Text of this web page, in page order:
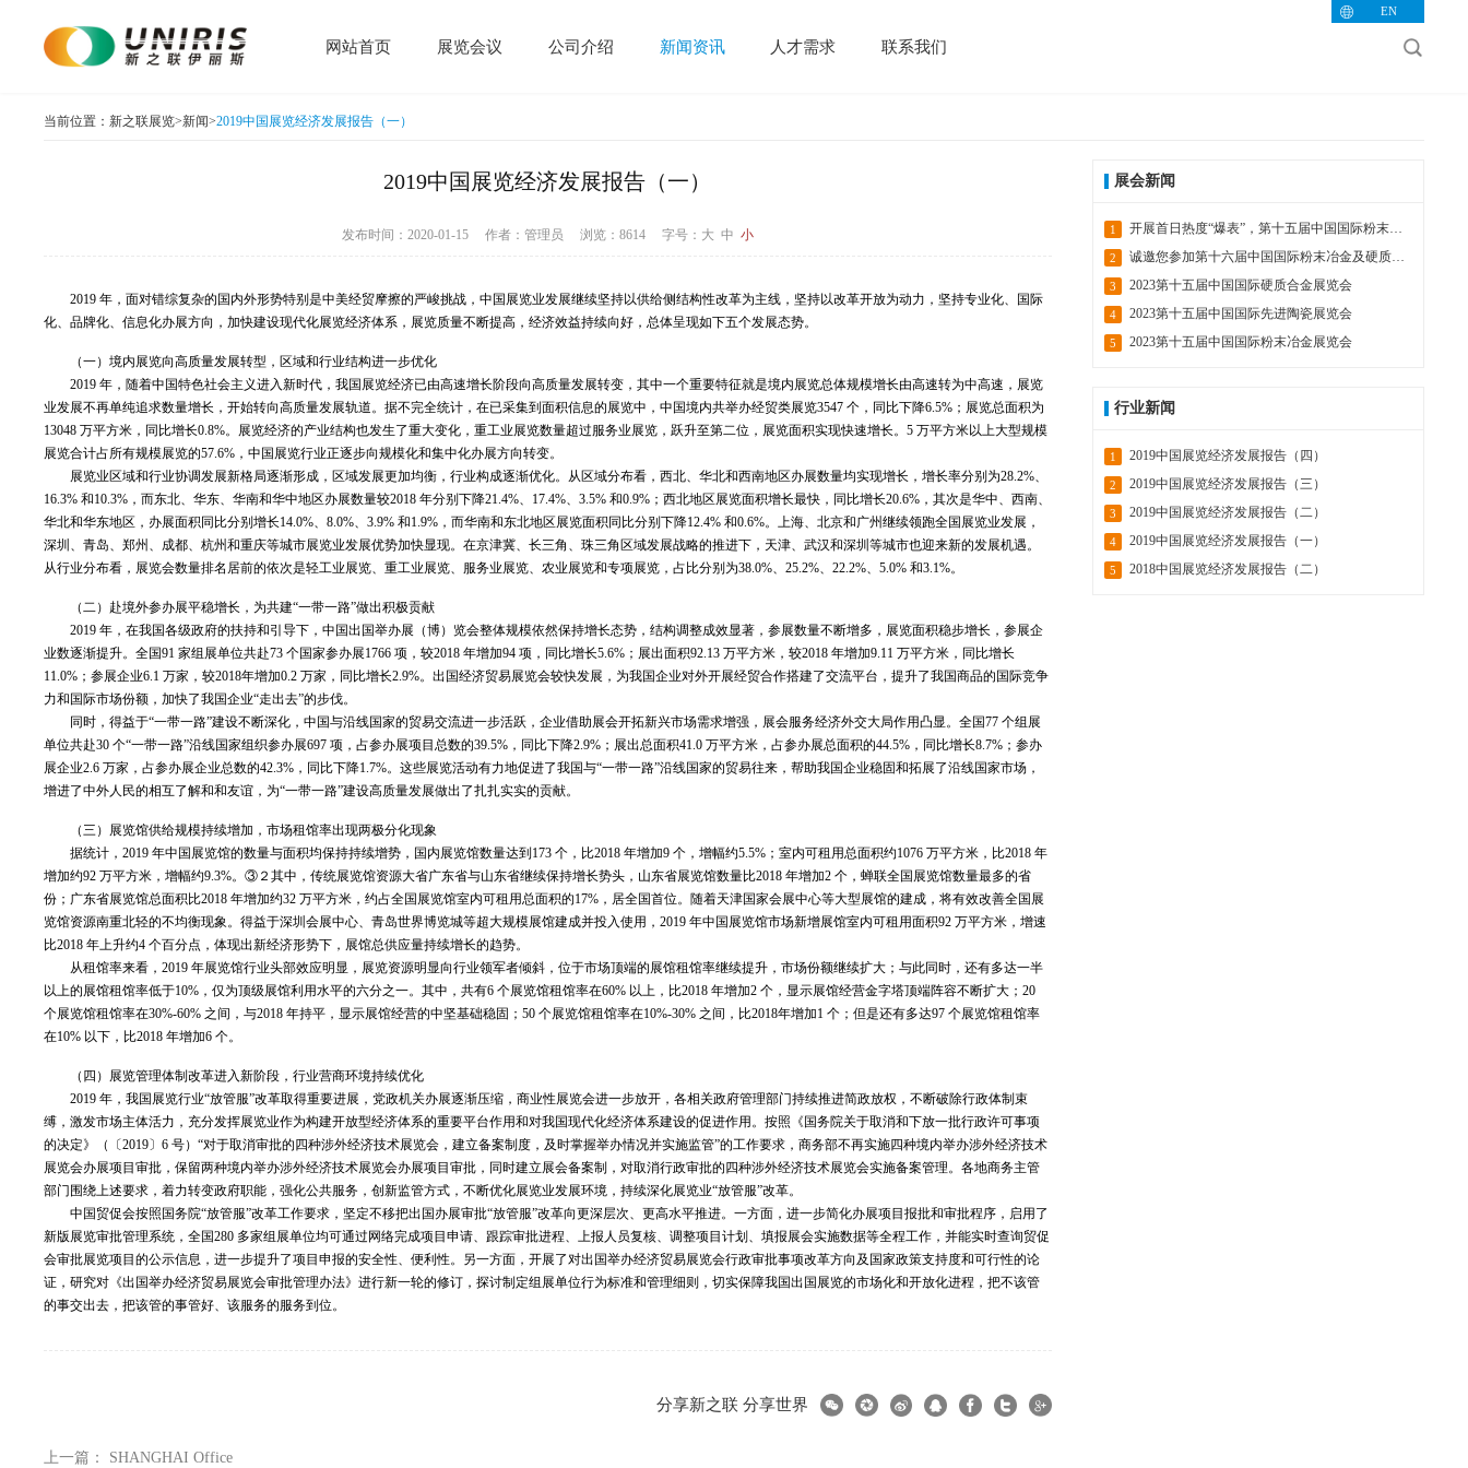
网站首页 展览会议 公司介绍 新闻资讯 人才需求 联系我们
EN
当前位置：新之联展览>新闻>2019中国展览经济发展报告（一）
2019中国展览经济发展报告（一）
发布时间：2020-01-15 作者：管理员 浏览：8614 字号： 大 中 小
2019 年，面对错综复杂的国内外形势特别是中美经贸摩擦的严峻挑战，中国展览业发展继续坚持以供给侧结构性改革为主线，坚持以改革开放为动力，坚持专业化、国际
化、品牌化、信息化办展方向，加快建设现代化展览经济体系，展览质量不断提高，经济效益持续向好，总体呈现如下五个发展态势。
（一）境内展览向高质量发展转型，区域和行业结构进一步优化
2019 年，随着中国特色社会主义进入新时代，我国展览经济已由高速增长阶段向高质量发展转变，其中一个重要特征就是境内展览总体规模增长由高速转为中高速，展览
业发展不再单纯追求数量增长，开始转向高质量发展轨道。据不完全统计，在已采集到面积信息的展览中，中国境内共举办经贸类展览3547 个，同比下降6.5%；展览总面积为
13048 万平方米，同比增长0.8%。展览经济的产业结构也发生了重大变化，重工业展览数量超过服务业展览，跃升至第二位，展览面积实现快速增长。5 万平方米以上大型规模
展览合计占所有规模展览的57.6%，中国展览行业正逐步向规模化和集中化办展方向转变。
展览业区域和行业协调发展新格局逐渐形成，区域发展更加均衡，行业构成逐渐优化。从区域分布看，西北、华北和西南地区办展数量均实现增长，增长率分别为28.2%、
16.3% 和10.3%，而东北、华东、华南和华中地区办展数量较2018 年分别下降21.4%、17.4%、3.5% 和0.9%；西北地区展览面积增长最快，同比增长20.6%，其次是华中、西南、
华北和华东地区，办展面积同比分别增长14.0%、8.0%、3.9% 和1.9%，而华南和东北地区展览面积同比分别下降12.4% 和0.6%。上海、北京和广州继续领跑全国展览业发展，
深圳、青岛、郑州、成都、杭州和重庆等城市展览业发展优势加快显现。在京津冀、长三角、珠三角区域发展战略的推进下，天津、武汉和深圳等城市也迎来新的发展机遇。
从行业分布看，展览会数量排名居前的依次是轻工业展览、重工业展览、服务业展览、农业展览和专项展览，占比分别为38.0%、25.2%、22.2%、5.0% 和3.1%。
（二）赴境外参办展平稳增长，为共建“一带一路”做出积极贡献
2019 年，在我国各级政府的扶持和引导下，中国出国举办展（博）览会整体规模依然保持增长态势，结构调整成效显著，参展数量不断增多，展览面积稳步增长，参展企
业数逐渐提升。全国91 家组展单位共赴73 个国家参办展1766 项，较2018 年增加94 项，同比增长5.6%；展出面积92.13 万平方米，较2018 年增加9.11 万平方米，同比增长
11.0%；参展企业6.1 万家，较2018年增加0.2 万家，同比增长2.9%。出国经济贸易展览会较快发展，为我国企业对外开展经贸合作搭建了交流平台，提升了我国商品的国际竞争
力和国际市场份额，加快了我国企业“走出去”的步伐。
同时，得益于“一带一路”建设不断深化，中国与沿线国家的贸易交流进一步活跃，企业借助展会开拓新兴市场需求增强，展会服务经济外交大局作用凸显。全国77 个组展
单位共赴30 个“一带一路”沿线国家组织参办展697 项，占参办展项目总数的39.5%，同比下降2.9%；展出总面积41.0 万平方米，占参办展总面积的44.5%，同比增长8.7%；参办
展企业2.6 万家，占参办展企业总数的42.3%，同比下降1.7%。这些展览活动有力地促进了我国与“一带一路”沿线国家的贸易往来，帮助我国企业稳固和拓展了沿线国家市场，
增进了中外人民的相互了解和和友谊，为“一带一路”建设高质量发展做出了扎扎实实的贡献。
（三）展览馆供给规模持续增加，市场租馆率出现两极分化现象
据统计，2019 年中国展览馆的数量与面积均保持持续增势，国内展览馆数量达到173 个，比2018 年增加9 个，增幅约5.5%；室内可租用总面积约1076 万平方米，比2018 年
增加约92 万平方米，增幅约9.3%。③２其中，传统展览馆资源大省广东省与山东省继续保持增长势头，山东省展览馆数量比2018 年增加2 个，蝉联全国展览馆数量最多的省
份；广东省展览馆总面积比2018 年增加约32 万平方米，约占全国展览馆室内可租用总面积的17%，居全国首位。随着天津国家会展中心等大型展馆的建成，将有效改善全国展
览馆资源南重北轻的不均衡现象。得益于深圳会展中心、青岛世界博览城等超大规模展馆建成并投入使用，2019 年中国展览馆市场新增展馆室内可租用面积92 万平方米，增速
比2018 年上升约4 个百分点，体现出新经济形势下，展馆总供应量持续增长的趋势。
从租馆率来看，2019 年展览馆行业头部效应明显，展览资源明显向行业领军者倾斜，位于市场顶端的展馆租馆率继续提升，市场份额继续扩大；与此同时，还有多达一半
以上的展馆租馆率低于10%，仅为顶级展馆利用水平的六分之一。其中，共有6 个展览馆租馆率在60% 以上，比2018 年增加2 个，显示展馆经营金字塔顶端阵容不断扩大；20
个展览馆租馆率在30%-60% 之间，与2018 年持平，显示展馆经营的中坚基础稳固；50 个展览馆租馆率在10%-30% 之间，比2018年增加1 个；但是还有多达97 个展览馆租馆率
在10% 以下，比2018 年增加6 个。
（四）展览管理体制改革进入新阶段，行业营商环境持续优化
2019 年，我国展览行业“放管服”改革取得重要进展，党政机关办展逐渐压缩，商业性展览会进一步放开，各相关政府管理部门持续推进简政放权，不断破除行政体制束
缚，激发市场主体活力，充分发挥展览业作为构建开放型经济体系的重要平台作用和对我国现代化经济体系建设的促进作用。按照《国务院关于取消和下放一批行政许可事项
的决定》（〔2019〕6 号）“对于取消审批的四种涉外经济技术展览会，建立备案制度，及时掌握举办情况并实施监管”的工作要求，商务部不再实施四种境内举办涉外经济技术
展览会办展项目审批，保留两种境内举办涉外经济技术展览会办展项目审批，同时建立展会备案制，对取消行政审批的四种涉外经济技术展览会实施备案管理。各地商务主管
部门围绕上述要求，着力转变政府职能，强化公共服务，创新监管方式，不断优化展览业发展环境，持续深化展览业“放管服”改革。
中国贸促会按照国务院“放管服”改革工作要求，坚定不移把出国办展审批“放管服”改革向更深层次、更高水平推进。一方面，进一步简化办展项目报批和审批程序，启用了
新版展览审批管理系统，全国280 多家组展单位均可通过网络完成项目申请、跟踪审批进程、上报人员复核、调整项目计划、填报展会实施数据等全程工作，并能实时查询贸促
会审批展览项目的公示信息，进一步提升了项目申报的安全性、便利性。另一方面，开展了对出国举办经济贸易展览会行政审批事项改革方向及国家政策支持度和可行性的论
证，研究对《出国举办经济贸易展览会审批管理办法》进行新一轮的修订，探讨制定组展单位行为标准和管理细则，切实保障我国出国展览的市场化和开放化进程，把不该管
的事交出去，把该管的事管好、该服务的服务到位。
分享新之联 分享世界
上一篇： SHANGHAI Office
展会新闻
1 开展首日热度“爆表”，第十五届中国国际粉末冶金及硬质合金展吸睛无数，火爆人气展示品牌无限魅力！
2 诚邀您参加第十六届中国国际粉末冶金及硬质合金展览会
3 2023第十五届中国国际硬质合金展览会
4 2023第十五届中国国际先进陶瓷展览会
5 2023第十五届中国国际粉末冶金展览会
行业新闻
1 2019中国展览经济发展报告（四）
2 2019中国展览经济发展报告（三）
3 2019中国展览经济发展报告（二）
4 2019中国展览经济发展报告（一）
5 2018中国展览经济发展报告（二）